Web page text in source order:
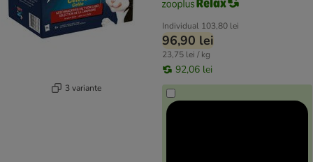
3 variante
Individual 103,80 lei
96,90 lei
23,75 lei / kg
92,06 lei